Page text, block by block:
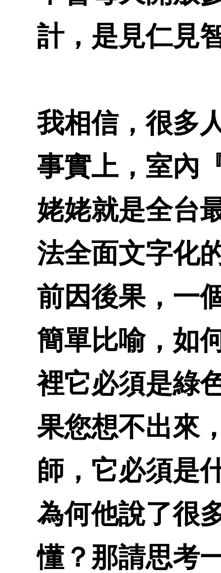
計，是見仁見
我相信，很多
事實上，室內
姥姥就是全台
法全面文字化
前因後果，一
簡單比喻，如
裡它必須是綠
果您想不出來
師，它必須是
為何他說了很
懂？那請思考